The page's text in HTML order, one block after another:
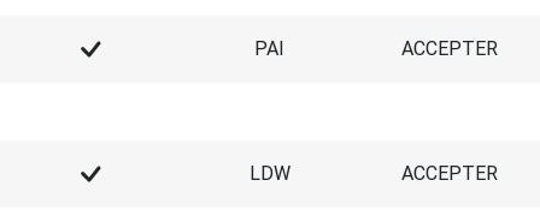
PAI ACCEPTER
LDW ACCEPTER